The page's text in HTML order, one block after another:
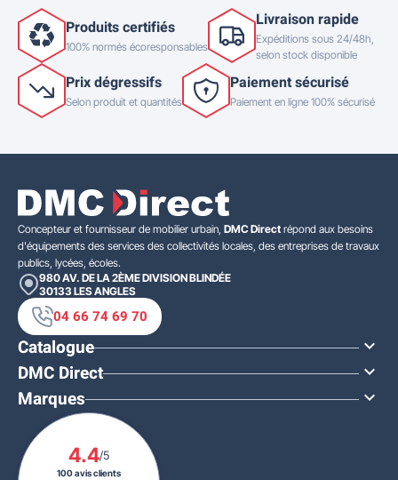
Produits certifiés
100% normés écoresponsables
Livraison rapide
Expéditions sous 24/48h,
selon stock disponible
Prix dégressifs
Selon produit et quantités
Paiement sécurisé
Paiement en ligne 100% sécurisé
Concepteur et fournisseur de mobilier urbain, DMC Direct répond aux besoins
d'équipements des services des collectivités locales, des entreprises de travaux
publics, lycées, écoles.
980 AV. DE LA 2ÈME DIVISION BLINDÉE
30133 LES ANGLES
04 66 74 69 70
Catalogue 
DMC Direct 
Marques 
4.4/5
100 avis clients